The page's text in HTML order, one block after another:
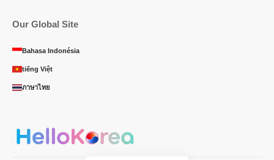
Our Global Site
Bahasa Indonésia
tiếng Việt
ภาษาไทย